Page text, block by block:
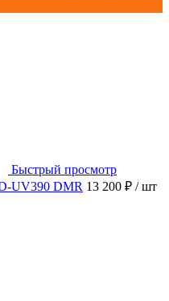
Быстрый просмотр
UV390 DMR 13 200 ₽ / шт